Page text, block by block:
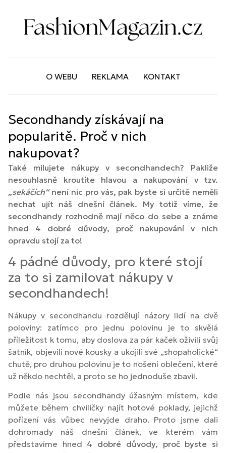
O WEBU REKLAMA KONTAKT
Secondhandy získávají na
popularitě. Proč v nich
nakupovat?
Také milujete nákupy v secondhandech? Pakliže
nesouhlasně kroutíte hlavou a nakupování v tzv.
„sekáčích“není nic pro vás, pak byste si určitě neměli
nechat ujít náš dnešní článek. My totiž víme, že
secondhandy rozhodně mají něco do sebe a známe
hned 4 dobré důvody, proč nakupování v nich
opravdu stojí za to!
4 pádné důvody, pro které stojí
za to si zamilovat nákupy v
secondhandech!
Nákupy v secondhandu rozdělují názory lidí na dvě
poloviny: zatímco pro jednu polovinu je to skvělá
příležitost k tomu, aby doslova za pár kaček oživili svůj
šatník, objevili nové kousky a ukojili své „shopaholické“
chutě, pro druhou polovinu je to nošení oblečení, které
už někdo nechtěl, a proto se ho jednoduše zbavil.
Podle nás jsou secondhandy úžasným místem, kde
můžete během chviličky najít hotové poklady, jejichž
pořízení vás vůbec nevyjde draho. Proto jsme dali
dohromady náš dnešní článek, ve kterém vám
představíme hned 4 dobré důvody, proč byste si